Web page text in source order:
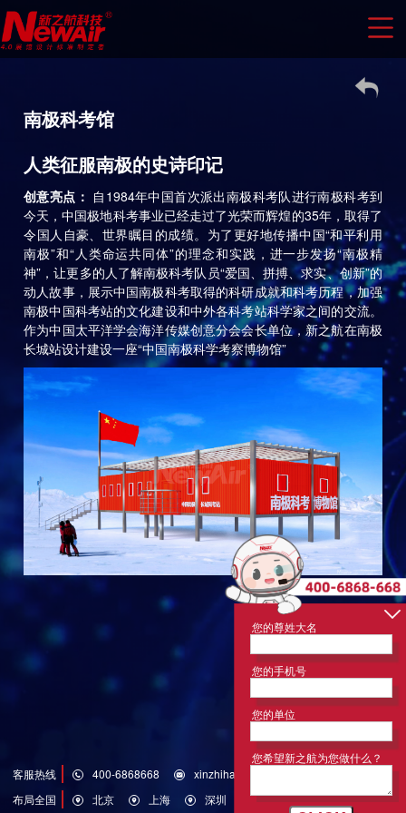
南极科考馆
人类征服南极的史诗印记
创意亮点： 自1984年中国首次派出南极科考队进行南极科考到
今天，中国极地科考事业已经走过了光荣而辉煌的35年，取得了
令国人自豪、世界瞩目的成绩。为了更好地传播中国“和平利用
南极”和“人类命运共同体”的理念和实践，进一步发扬“南极精
神”，让更多的人了解南极科考队员“爱国、拼搏、求实、创新”的
动人故事，展示中国南极科考取得的科研成就和科考历程，加强
南极中国科考站的文化建设和中外各科考站科学家之间的交流。
作为中国太平洋学会海洋传媒创意分会会长单位，新之航在南极
长城站设计建设一座“中国南极科学考察博物馆”
客服热线 400-6868668
xinzhihang@126.com
布局全国
北京 上海 深圳 济南 青岛 洛杉矶
您的尊姓大名
您的手机号
您的单位
您希望新之航为您做什么？